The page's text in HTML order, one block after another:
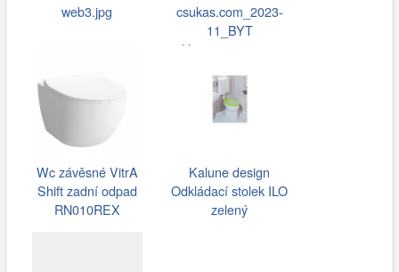
web3.jpg
csukas.com_2023-
11_BYT
Hostivar_068.jpg
Wc závěsné VitrA
Shift zadní odpad
RN010REX
Kalune design
Odkládací stolek ILO
zelený